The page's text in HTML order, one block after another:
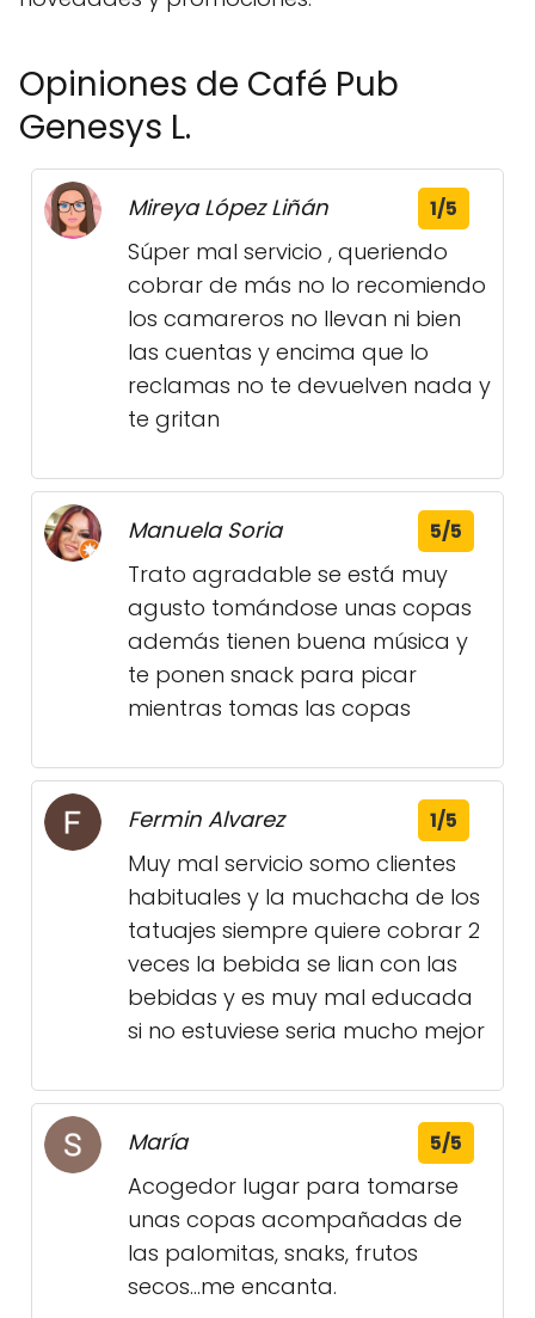
Opiniones de Café Pub
Genesys L.
Mireya López Liñán 1/5
Súper mal servicio , queriendo
cobrar de más no lo recomiendo
los camareros no llevan ni bien
las cuentas y encima que lo
reclamas no te devuelven nada y
te gritan
Manuela Soria 5/5
Trato agradable se está muy
agusto tomándose unas copas
además tienen buena música y
te ponen snack para picar
mientras tomas las copas
Fermin Alvarez 1/5
Muy mal servicio somo clientes
habituales y la muchacha de los
tatuajes siempre quiere cobrar 2
veces la bebida se lian con las
bebidas y es muy mal educada
si no estuviese seria mucho mejor
María 5/5
Acogedor lugar para tomarse
unas copas acompañadas de
las palomitas, snaks, frutos
secos...me encanta.